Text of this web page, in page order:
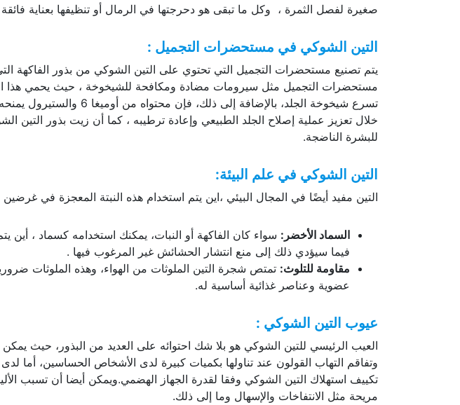
صغيرة لفصل الثمرة ، وكل ما تبقى هو دحرجتها في الرمال أو تنظيفها بعناية
التين الشوكي في مستحضرات التجميل :
يتم تصنيع مستحضرات التجميل التي تحتوي على التين الشوكي من بذور الفاكهة
مستحضرات التجميل مثل سيرومات مضادة ومكافحة للشيخوخة ، حيث يحمي هذا
تسرع شيخوخة الجلد، بالإضافة
خلال تعزيز عملية إصلاح الجلد الطبيعي وإعادة ترطيبه ، كما أن زيت بذور التين
للبشرة الناضجة.
التين الشوكي في علم البيئة:
التين مفيد أيضًا في المجال البيئي ،اين يتم استخدام هذه النبتة المعجزة في غرضين
السماد الأخضر: سواء كان الفاكهة أو النبات، يمكنك استخدامه كسماد ، أين
فيما سيؤدي ذلك إلى منع انتشار الحشائش غير المرغوب فيها .
مقاومة للتلوث: تمتص شجرة التين الملوثات من الهواء، وهذه الملوثات
عضوية وعناصر غذائية أساسية له.
عيوب التين الشوكي :
العيب الرئيسي للتين الشوكي هو بلا شك احتوائه على العديد من البذور، حيث
وتفاقم التهاب القولون عند تناولها بكميات كبيرة لدى الأشخاص الحساسين، أما
تكييف استهلاك التين الشوكي وفقا لقدرة الجهاز الهضمي.ويمكن أيضا أن تسبب
مريحة مثل الانتفاخات والإسهال وما إلى ذلك.